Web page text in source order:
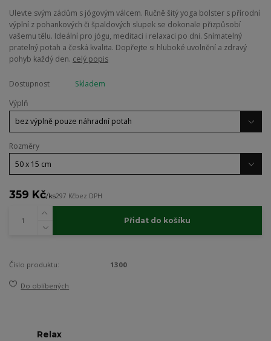
Ulevte svým zádům s jógovým válcem. Ručně šitý yoga bolster s přírodní
výplní z pohankových či špaldových slupek se dokonale přizpůsobí
vašemu tělu. Ideální pro jógu, meditaci i relaxaci po dni. Snímatelný
pratelný potah a česká kvalita. Dopřejte si hluboké uvolnění a zdravý
pohyb každý den. celý popis
Dostupnost
Skladem
Výplň
Rozměry
359 Kč/ks297 Kčbez DPH
Přidat do košíku
Číslo produktu: 1300
Do oblíbených
Relax